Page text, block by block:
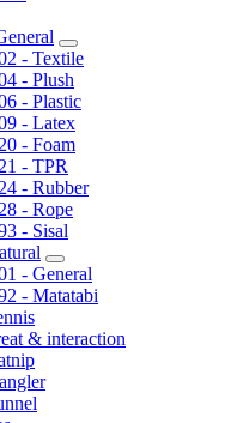
- Textile
- Plush
- Plastic
- Latex
20 - Foam
21 - TPR
24 - Rubber
28 - Rope
- Sisal
- General
- Matatabi
& interaction